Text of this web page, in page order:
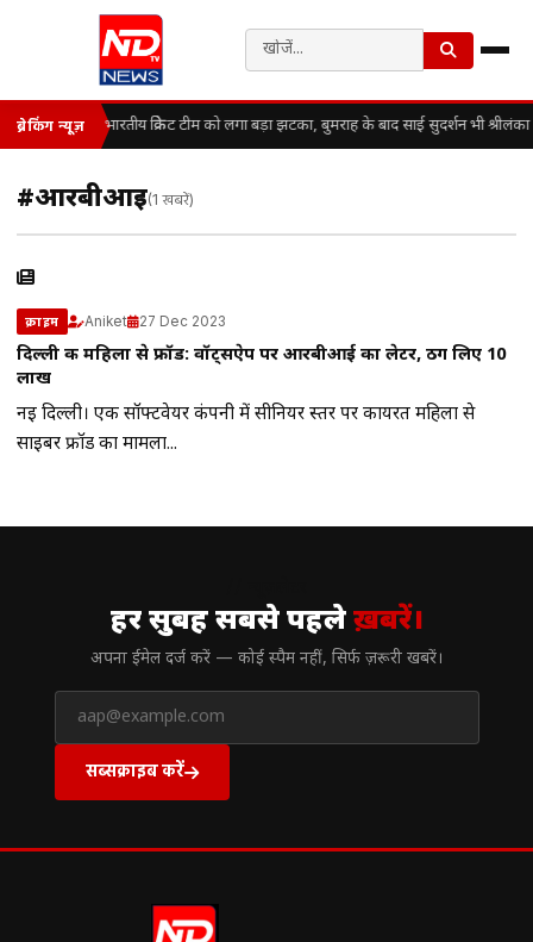
ब्रेकिंग न्यूज़ भारतीय क्रिकेट टीम को लगा बड़ा झटका, बुमराह के बाद साई सुदर्शन भी
#आरबीआई(1 खबरें)
क्राइम Aniket 27 Dec 2023
दिल्ली की महिला से फ्रॉड: वॉट्सऐप पर आरबीआई का लेटर, ठग लिए 10
लाख
नई दिल्ली। एक सॉफ्टवेयर कंपनी में सीनियर स्तर पर कार्यरत महिला से
साइबर फ्रॉड का मामला...
हर सुबह सबसे पहलेख़बरें।
अपना ईमेल दर्ज करें — कोई स्पैम नहीं, सिर्फ ज़रूरी खबरें।
सब्सक्राइब करें